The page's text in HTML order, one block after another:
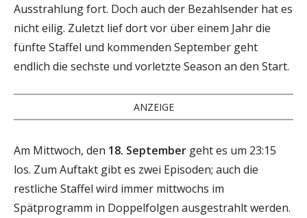
Ausstrahlung fort. Doch auch der Bezahlsender hat es
nicht eilig. Zuletzt lief dort vor über einem Jahr die
fünfte Staffel und kommenden September geht
endlich die sechste und vorletzte Season an den Start.
ANZEIGE
Am Mittwoch, den 18. September geht es um 23:15
los. Zum Auftakt gibt es zwei Episoden; auch die
restliche Staffel wird immer mittwochs im
Spätprogramm in Doppelfolgen ausgestrahlt werden.